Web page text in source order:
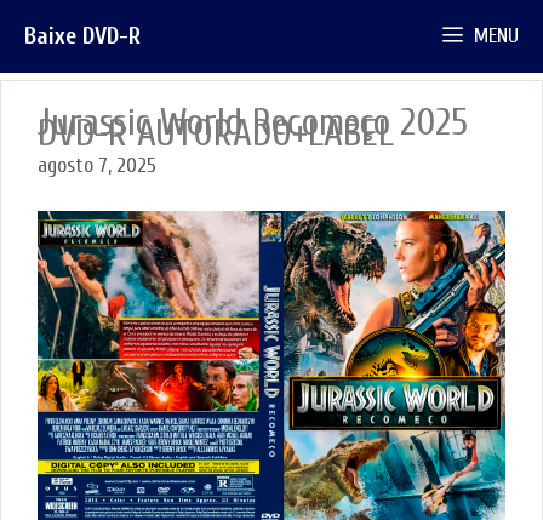
para
o
conteúdo
Baixe DVD-R MENU
Jurassic World Recomeço 2025
DVD-R AUTORADO+LABEL
agosto 7, 2025